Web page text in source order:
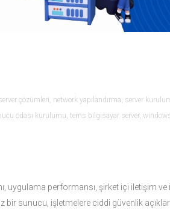
çözümleri network yapılandırma server
odası kurulumu tems bilgisayar server,
uygulama performansı, şirket içi iletişim ve
bir sunucu, işletmelere ciddi güvenlik